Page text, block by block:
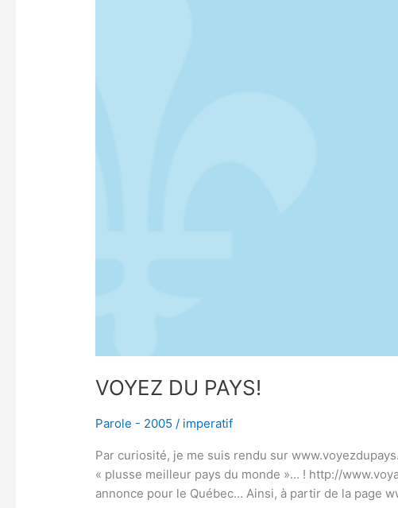
VOYEZ DU PAYS!
Parole - 2005 / imperatif
Par curiosité, je me suis rendu sur
« plusse meilleur pays du monde »… ! http://
annonce pour le Québec… Ainsi, à partir de la page